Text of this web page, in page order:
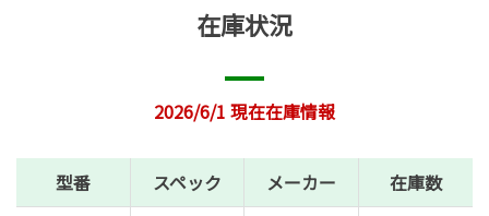
在庫状況
2026/6/1 現在在庫情報
型番 スペック メーカー
在庫数